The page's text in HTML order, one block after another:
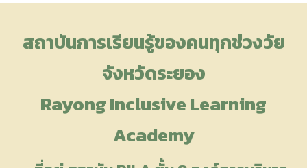
สถาบันการเรียนรู้ของคนทุกช่วงวัย
จังหวัดระยอง
Rayong Inclusive Learning
Academy